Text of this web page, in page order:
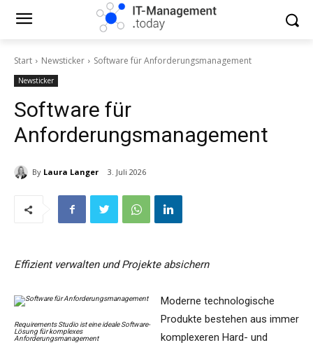
Start Newsticker Software für Anforderungsmanagement
Newsticker
Software für
Anforderungsmanagement
By Laura Langer 3. Juli 2026
Effizient verwalten und Projekte absichern
Requirements Studio ist eine ideale Software-
Lösung für komplexes
Anforderungsmanagement
Moderne technologische
Produkte bestehen aus immer
komplexeren Hard- und